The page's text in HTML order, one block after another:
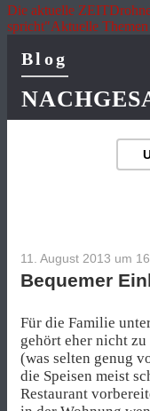
Die aktuelle ZEIT
spricht"Aktuelle Themen
Blog
11. August 2013 um
Bequemer
Für die Familie
gehört eher nicht
(was selten genug
die Speisen meist
Restaurant